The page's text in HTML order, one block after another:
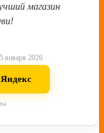
магазин
января 2026